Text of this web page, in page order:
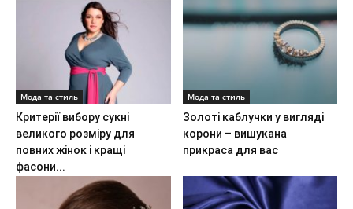
Мода та стиль
Критерії вибору сукні
великого розміру для
повних жінок і кращі
фасони...
Мода та стиль
Золоті каблучки у вигляді
корони – вишукана
прикраса для вас